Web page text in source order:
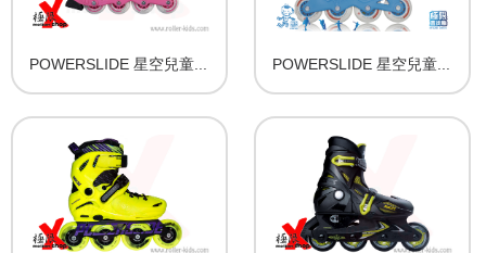
POWERSLIDE 星空兒童... POWERSLIDE 星空兒童...